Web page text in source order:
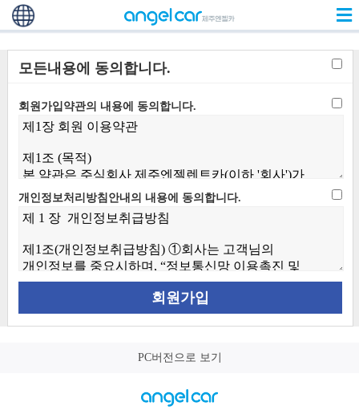
모든내용에 동의합니다.
회원가입약관의 내용에 동의합니다.
개인정보처리방침안내의 내용에 동의합니다.
PC버전으로 보기